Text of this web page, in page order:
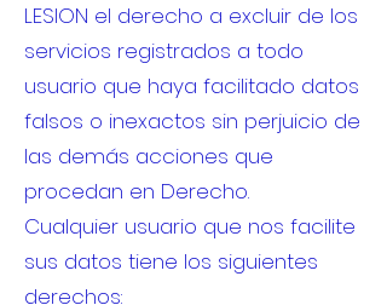
LESION el derecho a excluir de los
servicios registrados a todo
usuario que haya facilitado datos
falsos o inexactos sin perjuicio de
las demás acciones que
procedan en Derecho.
Cualquier usuario que nos facilite
sus datos tiene los siguientes
derechos: